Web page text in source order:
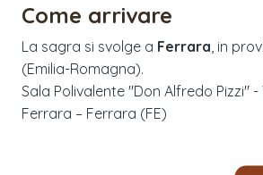
Come arrivare
La sagra si svolge a Ferrara , in
(Emilia-Romagna).
Sala Polivalente ''Don Alfredo Pizzi'' -
Ferrara – Ferrara (FE)